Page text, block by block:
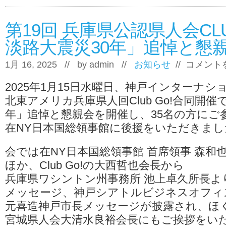
第19回 兵庫県公認県人会
淡路大震災30年」追悼と懇
1月 16, 2025 // by admin // お知らせ //
第
兵
庫
県
公
認
県
会
CLUB
「阪
神
淡
路
大
震
災
コメント
2025年1月15日水曜日、神戸インターナシ
北東アメリカ兵庫県人回Club Go!合同開催
年」追悼と懇親会を開催し、35名の方に
在NY日本国総領事館に後援をいただきま
会では在NY日本国総領事館 首席領事 森和
ほか、Club Go!の大西哲也会長から
兵庫県ワシントン州事務所 池上卓久所長
メッセージ、神戸シアトルビジネスオフ
元喜造神戸市長メッセージが披露され、ほ
宮城県人会大清水良裕会長にもご挨拶をい